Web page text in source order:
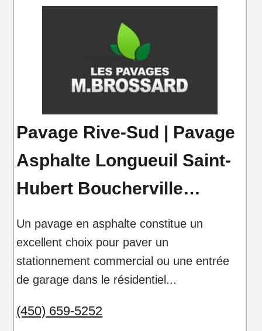
Pavage Rive-Sud | Pavage
Asphalte Longueuil Saint-
Hubert Boucherville…
Un pavage en asphalte constitue un
excellent choix pour paver un
stationnement commercial ou une entrée
de garage dans le résidentiel...
(450) 659-5252